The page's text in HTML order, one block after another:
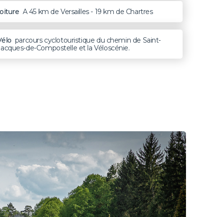
A 45 km de Versailles - 19 km de Chartres
parcours cyclotouristique du chemin de Saint-
de-Compostelle et la Véloscénie.